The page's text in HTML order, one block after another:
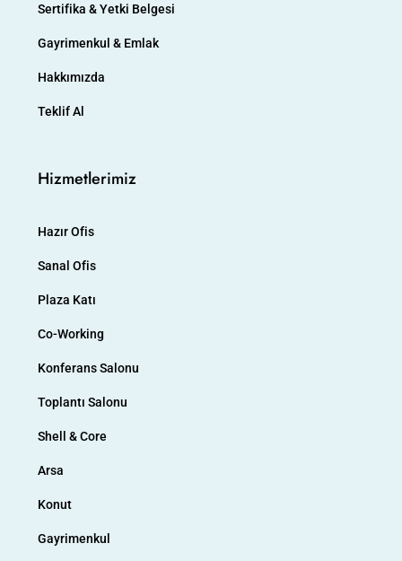
Sertifika & Yetki Belgesi
Gayrimenkul & Emlak
Hakkımızda
Teklif Al
Hizmetlerimiz
Hazır Ofis
Sanal Ofis
Plaza Katı
Co-Working
Konferans Salonu
Toplantı Salonu
Shell & Core
Arsa
Konut
Gayrimenkul